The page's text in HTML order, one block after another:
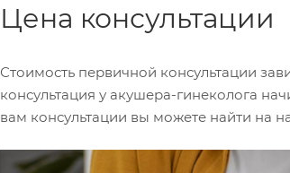
Цена консультации
Стоимость первичной консультации
консультация у акушера-гинеколога
вам консультации вы можете найти на